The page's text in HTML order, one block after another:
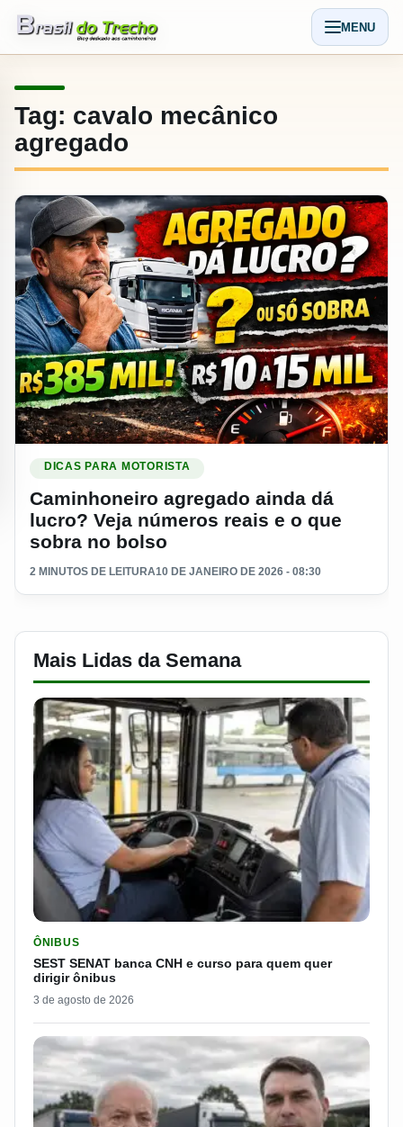
Abrir
MENU
Tag: cavalo mecânico
agregado
DICAS PARA MOTORISTA
Caminhoneiro agregado ainda dá
lucro? Veja números reais e o que
sobra no bolso
2 MINUTOS DE LEITURA10 DE JANEIRO DE 2026 - 08:30
Mais Lidas da Semana
ÔNIBUS
SEST SENAT banca CNH e curso para quem quer
dirigir ônibus
3 de agosto de 2026